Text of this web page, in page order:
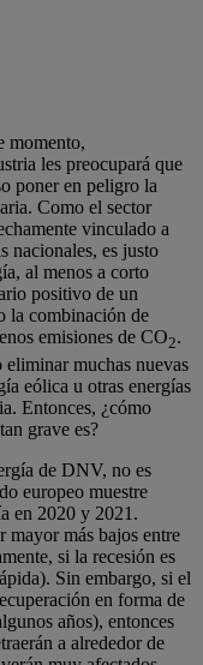
momento,
les preocupará que
poner en peligro la
Como el sector
vinculado a
nacionales, es justo
al menos a corto
positivo de un
la combinación de
emisiones de CO2.
eliminar muchas nuevas
eólica u otras energías
Entonces, ¿cómo
grave es?
de DNV, no es
europeo muestre
en 2020 y 2021.
mayor más bajos entre
si la recesión es
Sin embargo, si el
en forma de
años), entonces
a alrededor de